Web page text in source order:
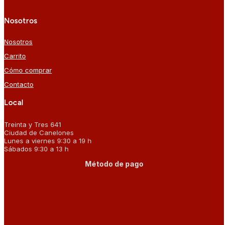
Nosotros
Nosotros
Carrito
Cómo comprar
Contacto
Local
Treinta y Tres 641
Ciudad de Canelones
Lunes a viernes 9:30 a 19 h
Sábados 9:30 a 13 h
Método de pago